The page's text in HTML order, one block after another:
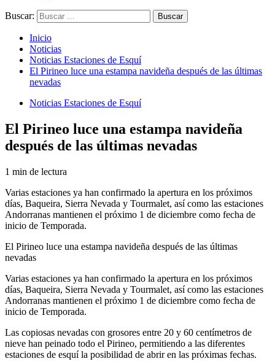
Buscar:
Inicio
Noticias
Noticias Estaciones de Esquí
El Pirineo luce una estampa navideña después de las últimas
nevadas
Noticias Estaciones de Esquí
El Pirineo luce una estampa navideña
después de las últimas nevadas
1 min de lectura
Varias estaciones ya han confirmado la apertura en los próximos
días, Baqueira, Sierra Nevada y Tourmalet, así como las estaciones
Andorranas mantienen el próximo 1 de diciembre como fecha de
inicio de Temporada.
El Pirineo luce una estampa navideña después de las últimas
nevadas
Varias estaciones ya han confirmado la apertura en los próximos
días, Baqueira, Sierra Nevada y Tourmalet, así como las estaciones
Andorranas mantienen el próximo 1 de diciembre como fecha de
inicio de Temporada.
Las copiosas nevadas con grosores entre 20 y 60 centímetros de
nieve han peinado todo el Pirineo, permitiendo a las diferentes
estaciones de esquí la posibilidad de abrir en las próximas fechas.